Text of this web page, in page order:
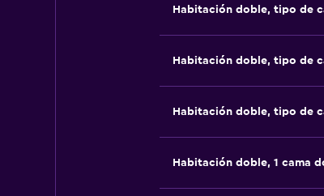
Habitación doble, tipo de
Habitación doble, tipo de
Habitación doble, tipo de
Habitación doble, 1 cama